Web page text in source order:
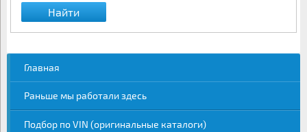
Найти
Главная
Раньше мы работали здесь
Подбор по VIN (оригинальные каталоги)